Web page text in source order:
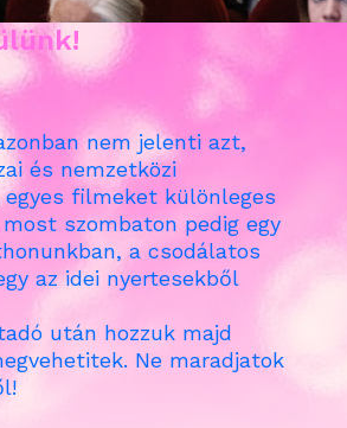
nem jelenti azt,
és nemzetközi
filmeket különleges
szombaton pedig egy
a csodálatos
az idei nyertesekből
után hozzuk majd
ek. Ne maradjatok